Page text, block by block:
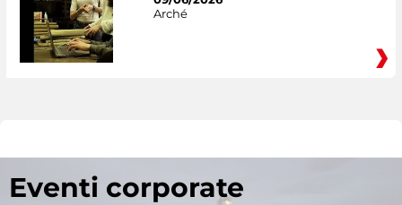
Arché
Eventi corporate